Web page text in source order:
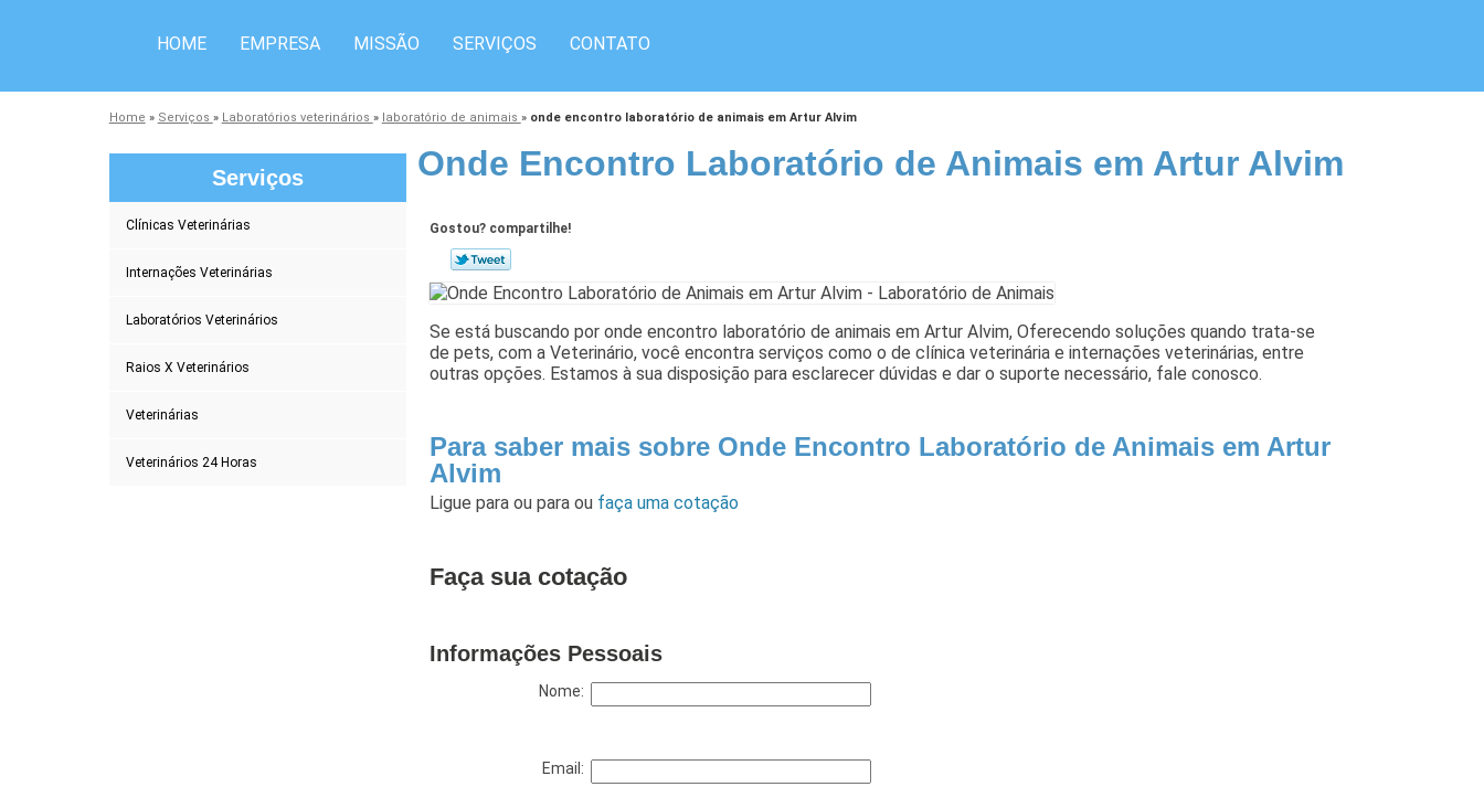
HOME EMPRESA MISSÃO SERVIÇOS CONTATO
Home » Serviços » Laboratórios veterinários » laboratório de animais » onde encontro laboratório de animais em Artur Alvim
Serviços
Clínicas Veterinárias
Internações Veterinárias
Laboratórios Veterinários
Raios X Veterinários
Veterinárias
Veterinários 24 Horas
Onde Encontro Laboratório de Animais em Artur Alvim
Gostou? compartilhe!
Se está buscando por onde encontro laboratório de animais em Artur Alvim, Oferecendo soluções quando trata-se
de pets, com a Veterinário, você encontra serviços como o de clínica veterinária e internações veterinárias, entre
outras opções. Estamos à sua disposição para esclarecer dúvidas e dar o suporte necessário, fale conosco.
Para saber mais sobre Onde Encontro Laboratório de Animais em Artur
Alvim
Ligue paraou paraou faça uma cotação
Faça sua cotação
Informações Pessoais
Nome:
Email: